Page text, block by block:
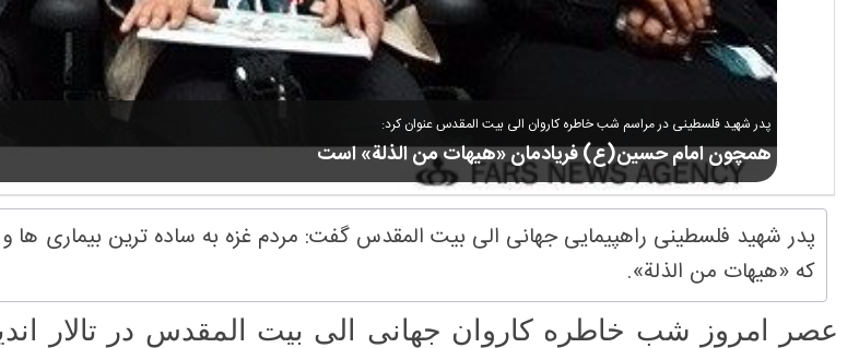
پدر شهید فلسطینی در مراسم شب خاطره کاروان الی بیت المقدس عنوان کرد:
همچون امام حسین(ع) فریادمان «هیهات من الذلة» است
پدر شهید فلسطینی راهپیمایی جهانی الی بیت المقدس گفت: مردم غزه به ساده ترین بیماری ها
که «هیهات من الذلة».
عصر امروز شب خاطره کاروان جهانی الی بیت المقدس در تالار